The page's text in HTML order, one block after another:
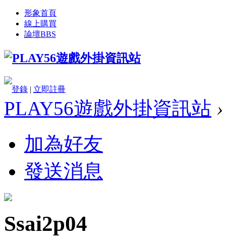
形象首頁
線上購買
論壇BBS
登錄 | 立即註冊
PLAY56遊戲外掛資訊站 ›
加為好友
發送消息
Ssai2p04